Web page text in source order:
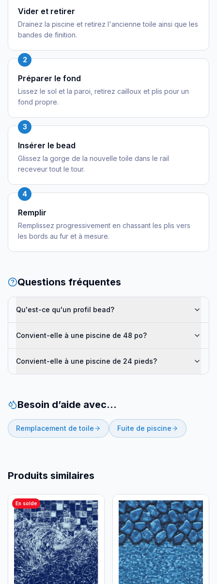
Vider et retirer
Drainez la piscine et retirez l'ancienne toile ainsi que les
bandes de finition.
2
Préparer le fond
Lissez le sol et la paroi, retirez cailloux et plis pour un
fond propre.
3
Insérer le bead
Glissez la gorge de la nouvelle toile dans le rail
receveur tout le tour.
4
Remplir
Remplissez progressivement en chassant les plis vers
les bords au fur et à mesure.
Questions fréquentes
Qu'est-ce qu'un profil bead?
Convient-elle à une piscine de 48 po?
Convient-elle à une piscine de 24 pieds?
Besoin d’aide avec…
Remplacement de toile Fuite de piscine
Produits similaires
En solde